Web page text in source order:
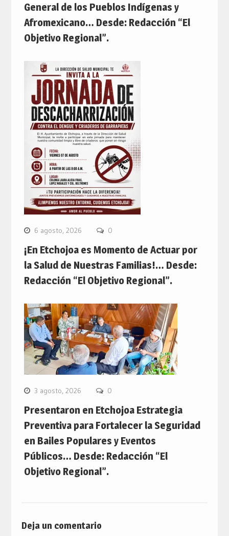
General de los Pueblos Indígenas y
Afromexicano… Desde: Redacción “El
Objetivo Regional”.
6 agosto, 2026 0
¡En Etchojoa es Momento de Actuar por
la Salud de Nuestras Familias!… Desde:
Redacción “El Objetivo Regional”.
3 agosto, 2026 0
Presentaron en Etchojoa Estrategia
Preventiva para Fortalecer la Seguridad
en Bailes Populares y Eventos
Públicos… Desde: Redacción “El
Objetivo Regional”.
Deja un comentario